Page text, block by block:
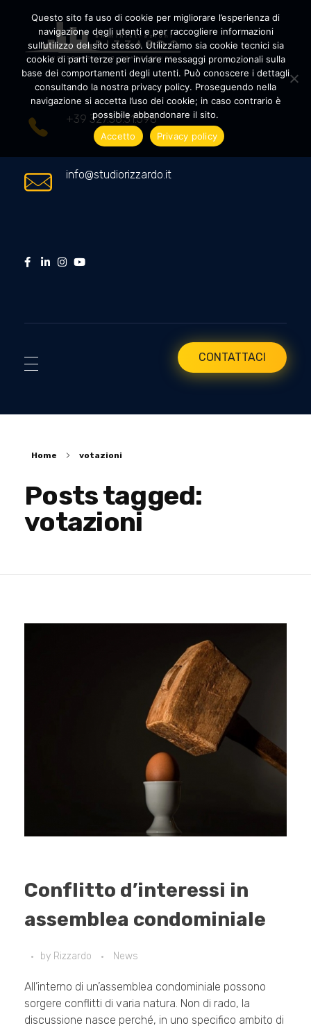
Amministrazioni Rizzardo
+39 327.36.31.598
info@studiorizzardo.it
CONTATTACI
Home votazioni
Posts tagged:
votazioni
Conflitto d’interessi in
assemblea condominiale
by Rizzardo News
All’interno di un’assemblea condominiale possono
sorgere conflitti di varia natura. Non di rado, la
discussione nasce perché, in uno specifico ambito di
Questo sito fa uso di cookie per migliorare l’esperienza di
navigazione degli utenti e per raccogliere informazioni
sull’utilizzo del sito stesso. Utilizziamo sia cookie tecnici sia
cookie di parti terze per inviare messaggi promozionali sulla
base dei comportamenti degli utenti. Può conoscere i dettagli
consultando la nostra privacy policy. Proseguendo nella
navigazione si accetta l’uso dei cookie; in caso contrario è
possibile abbandonare il sito.
Accetto
Privacy policy